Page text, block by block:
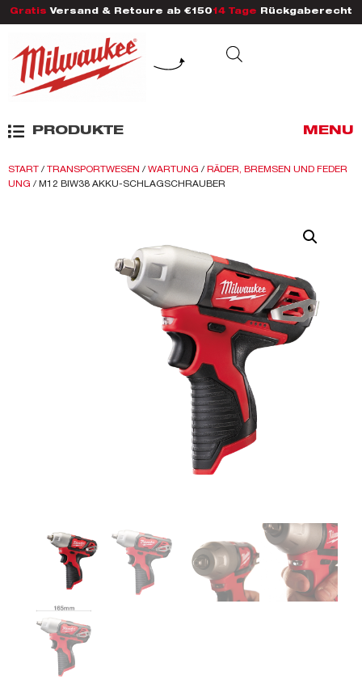
Gratis Versand & Retoure ab €150 14 Tage Rückgaberecht
PRODUKTE MENU
START / TRANSPORTWESEN / WARTUNG / RÄDER, BREMSEN UND FEDER
UNG / M12 BIW38 AKKU-SCHLAGSCHRAUBER